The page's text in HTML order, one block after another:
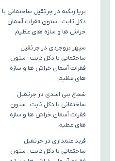
پریا زنگنه در جرثقیل ساختمانی با
دکل ثابت : ستون فقرات آسمان
خراش ها و سازه های عظیم
سپهر بروجردی در جرثقیل
ساختمانی با دکل ثابت : ستون
فقرات آسمان خراش ها و سازه
های عظیم
شجاع بنی اسدی در جرثقیل
ساختمانی با دکل ثابت : ستون
فقرات آسمان خراش ها و سازه
های عظیم
فربد علمداری در جرثقیل
ساختمانی با دکل ثابت : ستون